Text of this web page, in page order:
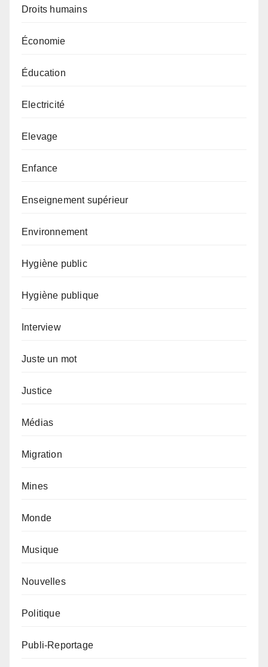
Droits humains
Économie
Éducation
Electricité
Elevage
Enfance
Enseignement supérieur
Environnement
Hygiène public
Hygiène publique
Interview
Juste un mot
Justice
Médias
Migration
Mines
Monde
Musique
Nouvelles
Politique
Publi-Reportage